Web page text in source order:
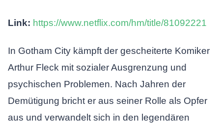
Link: https://www.netflix.com/hm/title/81092221
In Gotham City kämpft der gescheiterte Komiker
Arthur Fleck mit sozialer Ausgrenzung und
psychischen Problemen. Nach Jahren der
Demütigung bricht er aus seiner Rolle als Opfer
aus und verwandelt sich in den legendären